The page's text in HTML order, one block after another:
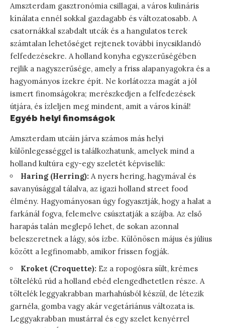
Amszterdam gasztronómia csillagai, a város kulináris
kínálata ennél sokkal gazdagabb és változatosabb. A
csatornákkal szabdalt utcák és a hangulatos terek
számtalan lehetőséget rejtenek további ínycsiklandó
felfedezésekre. A holland konyha egyszerűségében
rejlik a nagyszerűsége, amely a friss alapanyagokra és a
hagyományos ízekre épít. Ne korlátozza magát a jól
ismert finomságokra; merészkedjen a felfedezések
útjára, és ízleljen meg mindent, amit a város kínál!
Egyéb helyi finomságok
Amszterdam utcáin járva számos más helyi
különlegességgel is találkozhatunk, amelyek mind a
holland kultúra egy-egy szeletét képviselik:
Haring (Herring): A nyers hering, hagymával és
savanyúsággal tálalva, az igazi holland street food
élmény. Hagyományosan úgy fogyasztják, hogy a halat a
farkánál fogva, felemelve csúsztatják a szájba. Az első
harapás talán meglepő lehet, de sokan azonnal
beleszeretnek a lágy, sós ízbe. Különösen május és július
között a legfinomabb, amikor frissen fogják.
Kroket (Croquette): Ez a ropogósra sült, krémes
töltelékű rúd a holland ebéd elengedhetetlen része. A
töltelék leggyakrabban marhahúsból készül, de létezik
garnéla, gomba vagy akár vegetáriánus változata is.
Leggyakrabban mustárral és egy szelet kenyérrel